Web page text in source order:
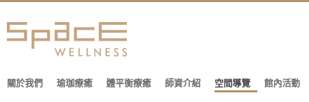
關於我們 瑜珈療癒 體平衡療癒 師資介紹 空間導覽 館內活動